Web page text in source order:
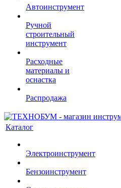
Автоинструмент
Ручной
строительный
инструмент
Расходные
материалы и
оснастка
Распродажа
Каталог
Электроинструмент
Бензоинструмент